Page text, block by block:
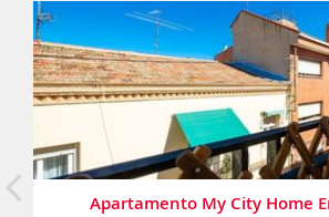
Apartamento My City Home